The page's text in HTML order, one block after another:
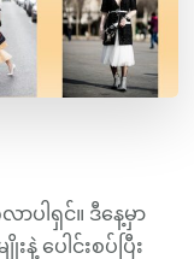
ာပါရှင်။ ဒီနေ့မှာ
နဲ့ ပေါင်းစပ်ပြီး